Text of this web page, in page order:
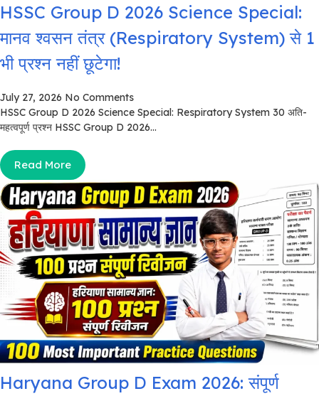
HSSC Group D 2026 Science Special:
मानव श्वसन तंत्र (Respiratory System) से 1
भी प्रश्न नहीं छूटेगा!
July 27, 2026 No Comments
HSSC Group D 2026 Science Special: Respiratory System 30 अति-
महत्वपूर्ण प्रश्न HSSC Group D 2026...
Read More
Haryana Group D Exam 2026: संपूर्ण